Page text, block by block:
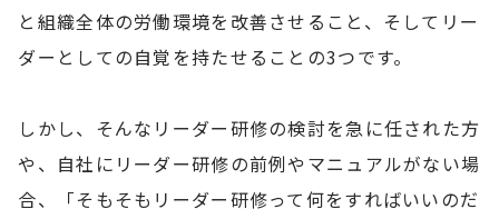
と組織全体の労働環境を改善させること、そしてリー
ダーとしての自覚を持たせることの3つです。
しかし、そんなリーダー研修の検討を急に任された方
や、自社にリーダー研修の前例やマニュアルがない場
合、「そもそもリーダー研修って何をすればいいのだ